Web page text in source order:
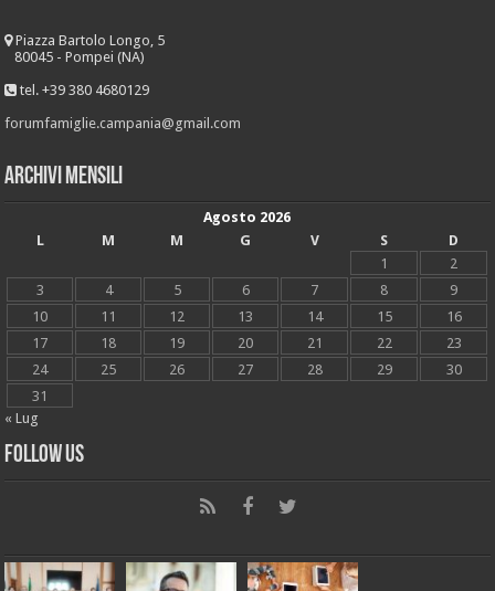
Piazza Bartolo Longo, 5
80045 - Pompei (NA)
tel. +39 380 4680129
forumfamiglie.campania@gmail.com
Archivi mensili
Agosto 2026
L
M M G V S
D
1
2
3
4 5 6 7 8
9
10
11 12 13 14 15
16
17
18 19 20 21 22
23
24
25 26 27 28 29
30
31
« Lug
Follow Us